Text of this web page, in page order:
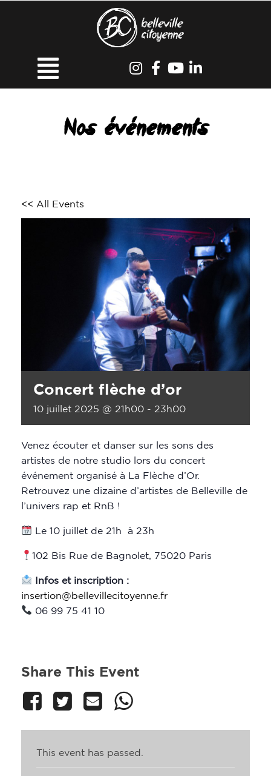
Nos événements
<< All Events
Concert flèche d’or
10 juillet 2025 @ 21h00 - 23h00
Venez écouter et danser sur les sons des
artistes de notre studio lors du concert
événement organisé à La Flèche d’Or.
Retrouvez une dizaine d’artistes de Belleville de
l’univers rap et RnB !
Le 10 juillet de 21h à 23h
102 Bis Rue de Bagnolet, 75020 Paris
Infos et inscription :
insertion@bellevillecitoyenne.fr
06 99 75 41 10
Share This Event
This event has passed.